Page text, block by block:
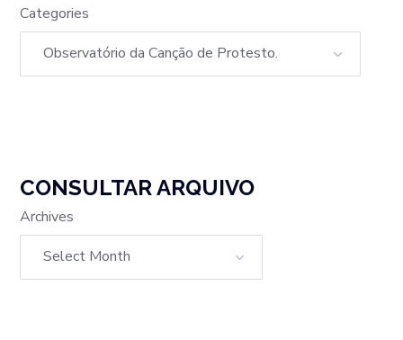
Categories
CONSULTAR ARQUIVO
Archives